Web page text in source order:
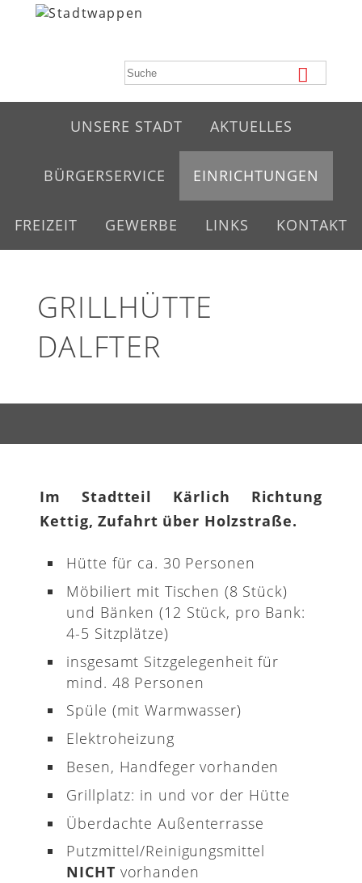
UNSERE STADT AKTUELLES
BÜRGERSERVICE EINRICHTUNGEN
FREIZEIT GEWERBE LINKS KONTAKT
GRILLHÜTTE
DALFTER
Im Stadtteil Kärlich Richtung
Kettig, Zufahrt über Holzstraße.
Hütte für ca. 30 Personen
Möbiliert mit Tischen (8 Stück)
und Bänken (12 Stück, pro Bank:
4-5 Sitzplätze)
insgesamt Sitzgelegenheit für
mind. 48 Personen
Spüle (mit Warmwasser)
Elektroheizung
Besen, Handfeger vorhanden
Grillplatz: in und vor der Hütte
Überdachte Außenterrasse
Putzmittel/Reinigungsmittel
NICHT vorhanden